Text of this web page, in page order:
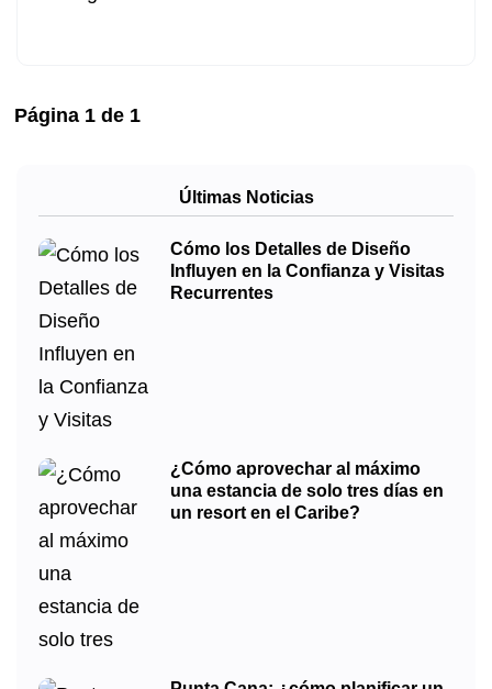
Página 1 de 1
Últimas Noticias
Cómo los Detalles de Diseño
Influyen en la Confianza y Visitas
Recurrentes
¿Cómo aprovechar al máximo
una estancia de solo tres días en
un resort en el Caribe?